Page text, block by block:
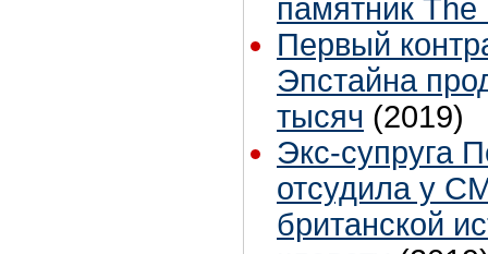
памятник The
Первый
Эпстайна
тысяч (2019)
Экс-супруга
отсудила у
британской